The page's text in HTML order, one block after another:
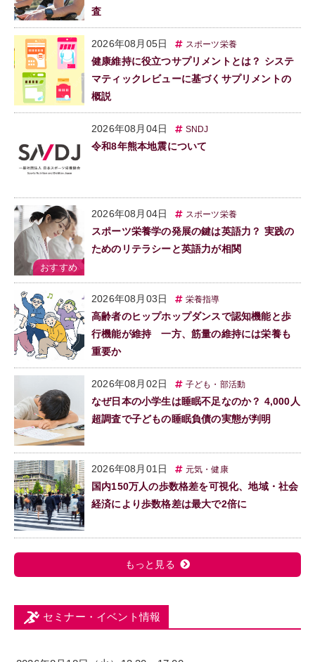
査
2026年08月05日 スポーツ栄養
健康維持に役立つサプリメントとは？ システ
マティックレビューに基づくサプリメントの
概説
2026年08月04日 SNDJ
令和8年熊本地震について
2026年08月04日 スポーツ栄養
スポーツ栄養学の発展の鍵は英語力？ 実践の
ためのリテラシーと英語力が相関
2026年08月03日 栄養指導
高齢者のヒップホップダンスで認知機能と歩
行機能が維持 一方、筋量の維持には栄養も
重要か
2026年08月02日 子ども・部活動
なぜ日本の小学生は睡眠不足なのか？ 4,000人
超調査で子どもの睡眠負債の実態が判明
2026年08月01日 元気・健康
国内150万人の歩数格差を可視化、地域・社会
経済により歩数格差は最大で2倍に
もっと見る
セミナー・イベント情報